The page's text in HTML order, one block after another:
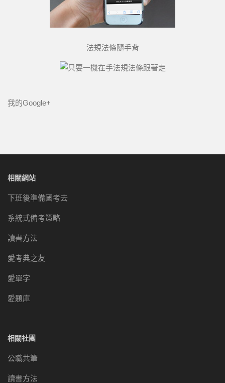
法規法條隨手背
我的Google+
相關網站
下班後準備國考去
系統式備考策略
讀書方法
愛考典之友
愛單字
愛題庫
相關社團
公職共筆
讀書方法